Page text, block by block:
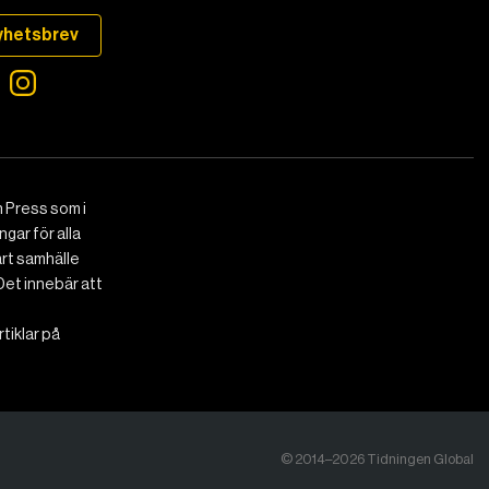
som i
för alla
samhälle
innebär att
på
© 2014–2026 Tidningen Global